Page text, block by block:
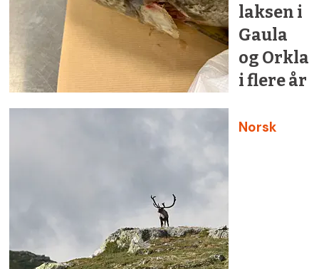
laksen i
Gaula
og Orkla
i flere år
Norsk